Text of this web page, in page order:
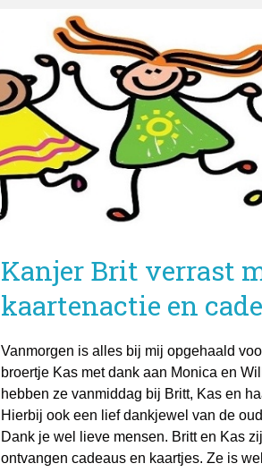
Kanjer Brit verrast
kaartenactie en
Vanmorgen is alles bij mij opgehaald
broertje Kas met dank aan Monica en
hebben ze vanmiddag bij Britt, Kas en
Hierbij ook een lief dankjewel van de
Dank je wel lieve mensen. Britt en Kas
ontvangen cadeaus en kaartjes. Ze is